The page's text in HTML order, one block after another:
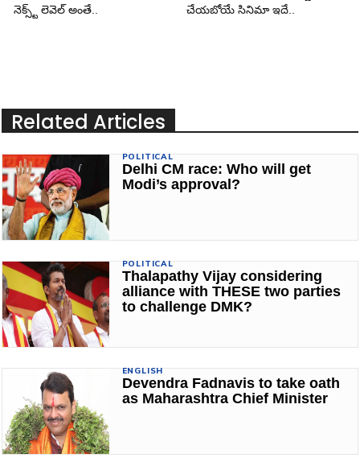
నెక్స్ట్ లెవెల్ అంతే..
చేయబోయే సినిమా ఇదే..
Related Articles
POLITICAL
Delhi CM race: Who will get
Modi’s approval?
POLITICAL
Thalapathy Vijay considering
alliance with THESE two parties
to challenge DMK?
ENGLISH
Devendra Fadnavis to take oath
as Maharashtra Chief Minister